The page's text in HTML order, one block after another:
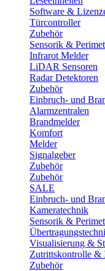
Software &
Türcontroller
Zubehör
Sensorik &
Infrarot Melder
LiDAR Sensoren
Radar Detektoren
Zubehör
Einbruch- und
Alarmzentralen
Brandmelder
Komfort
Melder
Signalgeber
Zubehör
Zubehör
SALE
Einbruch- und
Kameratechnik
Sensorik &
Visualisierung &
Zutrittskontrolle &
Zubehör